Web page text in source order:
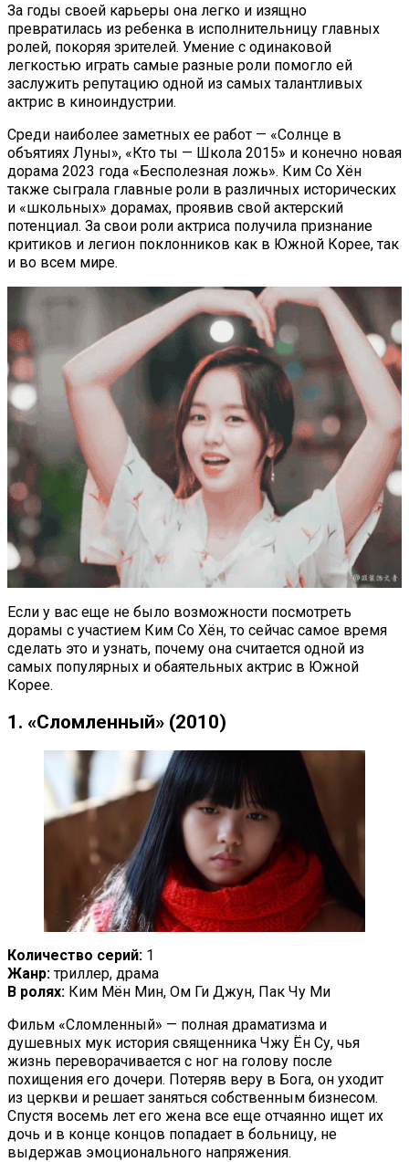
За годы своей карьеры она легко и изящно
превратилась из ребенка в исполнительницу главных
ролей, покоряя зрителей. Умение с одинаковой
легкостью играть самые разные роли помогло ей
заслужить репутацию одной из самых талантливых
актрис в киноиндустрии.
Среди наиболее заметных ее работ — «Солнце в
объятиях Луны», «Кто ты — Школа 2015» и конечно новая
дорама 2023 года «Бесполезная ложь». Ким Со Хён
также сыграла главные роли в различных исторических
и «школьных» дорамах, проявив свой актерский
потенциал. За свои роли актриса получила признание
критиков и легион поклонников как в Южной Корее, так
и во всем мире.
Если у вас еще не было возможности посмотреть
дорамы с участием Ким Со Хён, то сейчас самое время
сделать это и узнать, почему она считается одной из
самых популярных и обаятельных актрис в Южной
Корее.
1. «Сломленный» (2010)
Количество серий: 1
Жанр:триллер, драма
В ролях: Ким Мён Мин, Ом Ги Джун, Пак Чу Ми
Фильм «Сломленный» — полная драматизма и
душевных мук история священника Чжу Ён Су, чья
жизнь переворачивается с ног на голову после
похищения его дочери. Потеряв веру в Бога, он уходит
из церкви и решает заняться собственным бизнесом.
Спустя восемь лет его жена все еще отчаянно ищет их
дочь и в конце концов попадает в больницу, не
выдержав эмоционального напряжения.